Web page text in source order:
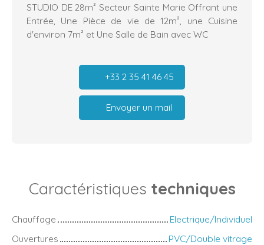
STUDIO DE 28m² Secteur Sainte Marie Offrant une
Entrée, Une Pièce de vie de 12m², une Cuisine
d'environ 7m² et Une Salle de Bain avec WC
+33 2 35 41 46 45
Envoyer un mail
Caractéristiques techniques
Chauffage
Electrique/Individuel
Ouvertures
PVC/Double vitrage